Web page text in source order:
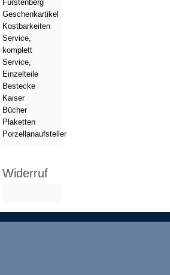
Fürstenberg
Geschenkartikel
Kostbarkeiten
Service,
komplett
Service,
Einzelteile
Bestecke
Kaiser
Bücher
Plaketten
Porzellanaufsteller
Widerruf